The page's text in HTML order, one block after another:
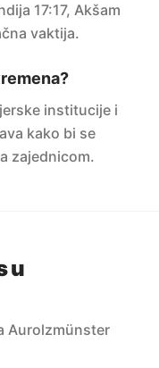
17:17, Akšam
vaktija.
institucije i
kako bi se
zajednicom.
u
Aurolzmünster